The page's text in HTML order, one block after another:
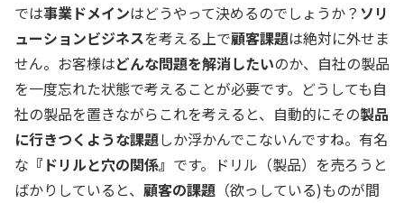
では事業ドメインはどうやって決めるのでしょうか？ ソリ
ューションビジネスを考える上で顧客課題は絶対に外せま
せん。お客様はどんな問題を解消したいのか、自社の製品
を一度忘れた状態で考えることが必要です。どうしても自
社の製品を置きながらこれを考えると、自動的にその製品
に行きつくような課題しか浮かんでこないんですね。有名
な 『ドリルと穴の関係』 です。ドリル（製品）を売ろうと
ばかりしていると、 顧客の課題 （欲っしている)ものが間